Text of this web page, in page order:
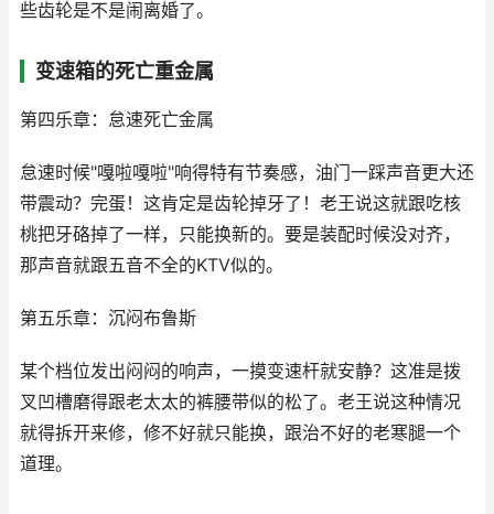
些齿轮是不是闹离婚了。
变速箱的死亡重金属
第四乐章：怠速死亡金属
怠速时候"嘎啦嘎啦"响得特有节奏感，油门一踩声音更大还
带震动？完蛋！这肯定是齿轮掉牙了！老王说这就跟吃核
桃把牙硌掉了一样，只能换新的。要是装配时候没对齐，
那声音就跟五音不全的KTV似的。
第五乐章：沉闷布鲁斯
某个档位发出闷闷的响声，一摸变速杆就安静？这准是拨
叉凹槽磨得跟老太太的裤腰带似的松了。老王说这种情况
就得拆开来修，修不好就只能换，跟治不好的老寒腿一个
道理。